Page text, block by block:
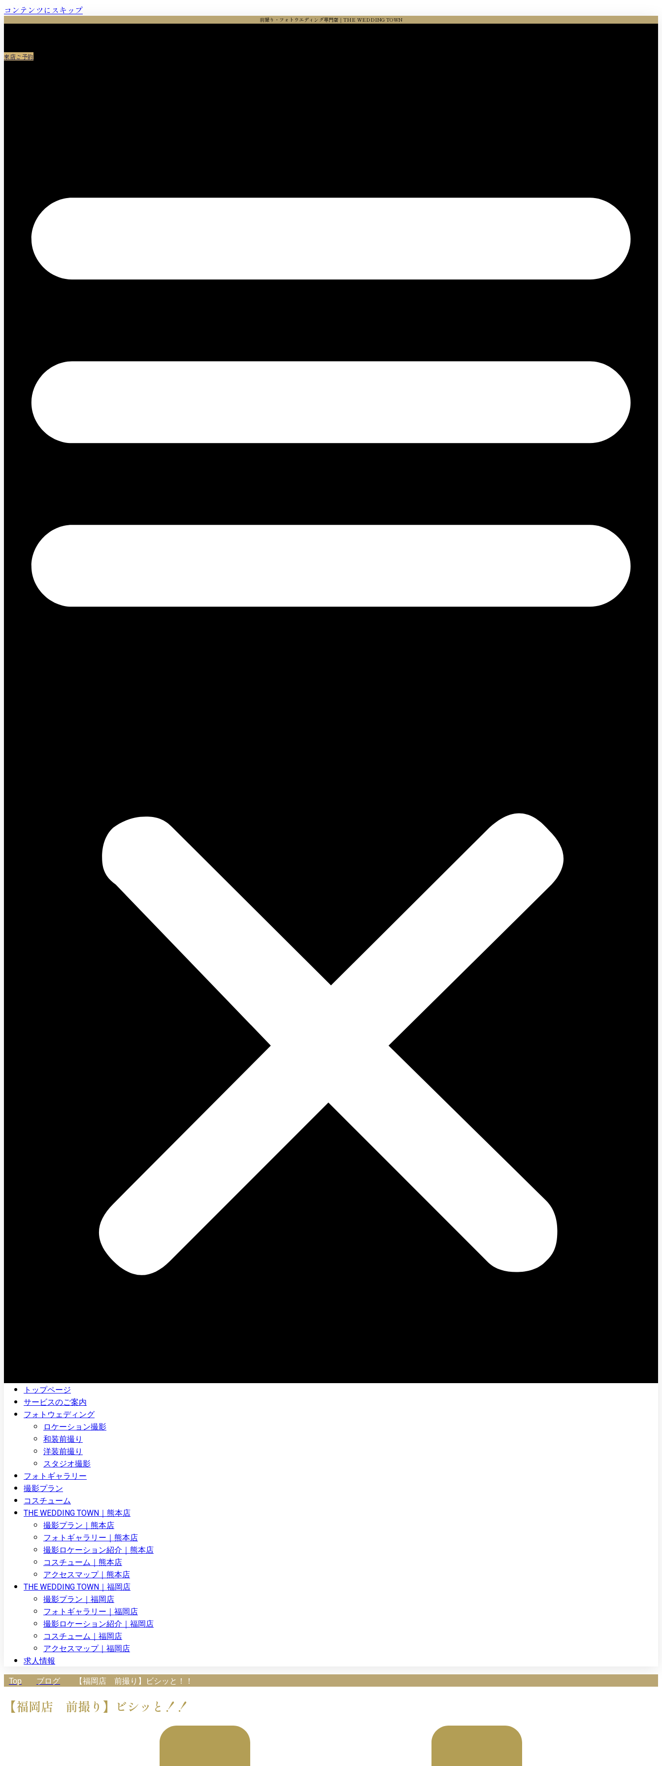
コンテンツにスキップ
前撮り・フォトウエディング専門店｜THE WEDDING TOWN
来店ご予約
トップページ
サービスのご案内
フォトウェディング
ロケーション撮影
和装前撮り
洋装前撮り
スタジオ撮影
フォトギャラリー
撮影プラン
コスチューム
THE WEDDING TOWN｜熊本店
撮影プラン｜熊本店
フォトギャラリー｜熊本店
撮影ロケーション紹介｜熊本店
コスチューム｜熊本店
アクセスマップ｜熊本店
THE WEDDING TOWN｜福岡店
撮影プラン｜福岡店
フォトギャラリー｜福岡店
撮影ロケーション紹介｜福岡店
コスチューム｜福岡店
アクセスマップ｜福岡店
求人情報
Top ブログ 【福岡店 前撮り】ビシッと！！
【福岡店 前撮り】ビシッと！！